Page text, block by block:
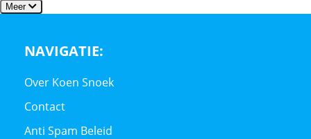
Meer
NAVIGATIE:
Over Koen Snoek
Contact
Anti Spam Beleid